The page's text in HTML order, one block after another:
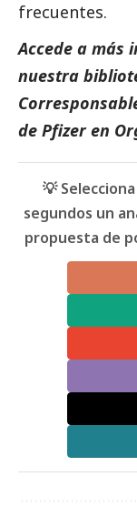
frecuentes.
Accede a más
nuestra
de Pfizer en
💡
segundos un
propuesta de